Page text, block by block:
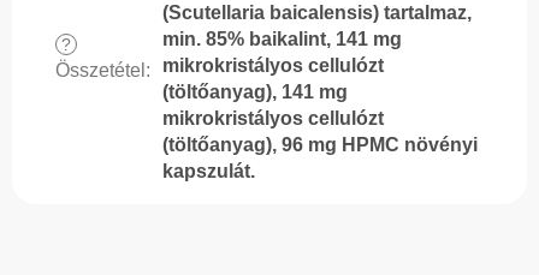
?
Összetétel :
(Scutellaria baicalensis) tartalmaz,
min. 85% baikalint, 141 mg
mikrokristályos cellulózt
(töltőanyag), 141 mg
mikrokristályos cellulózt
(töltőanyag), 96 mg HPMC növényi
kapszulát.